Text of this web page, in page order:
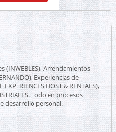
(INWEBLES), Arrendamientos
Experiencias de
HOST & RENTALS),
Todo en procesos
desarrollo personal.